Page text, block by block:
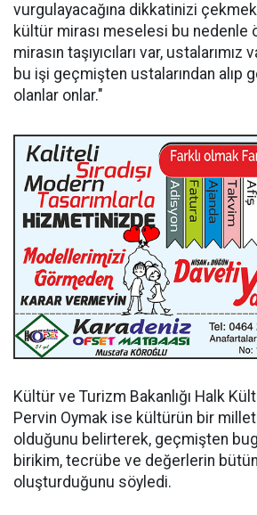
vurgulayacağına dikkatinizi
kültür mirası meselesi bu nedenle
mirasın taşıyıcıları var,
bu işi geçmişten ustalarından alıp
olanlar onlar."
Kültür ve Turizm Bakanlığı Halk
Pervin Oymak ise kültürün bir
olduğunu belirterek, geçmişten
birikim, tecrübe ve değerlerin
oluşturduğunu söyledi.